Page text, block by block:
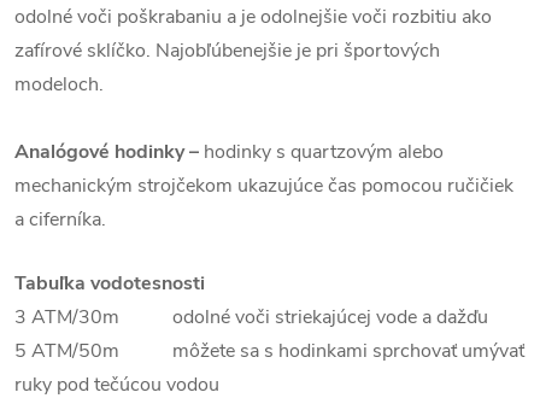
odolné voči poškrabaniu a je odolnejšie voči rozbitiu ako
zafírové sklíčko. Najobľúbenejšie je pri športových
modeloch.
Analógové hodinky – hodinky s quartzovým alebo
mechanickým strojčekom ukazujúce čas pomocou ručičiek
a ciferníka.
Tabuľka vodotesnosti
3 ATM/30m odolné voči striekajúcej vode a dažďu
5 ATM/50m môžete sa s hodinkami sprchovať umývať
ruky pod tečúcou vodou